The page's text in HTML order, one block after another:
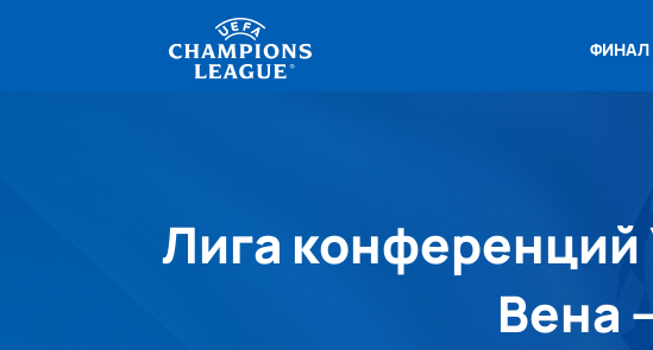
ФИНАЛ
Лига
Вена